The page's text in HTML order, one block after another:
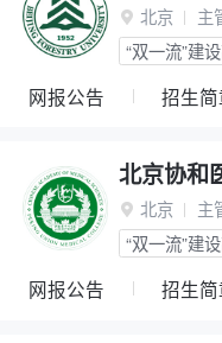
 北京 主
“双一流”建
网报公告 招生
北京协和
 北京 主
“双一流”建
网报公告 招生